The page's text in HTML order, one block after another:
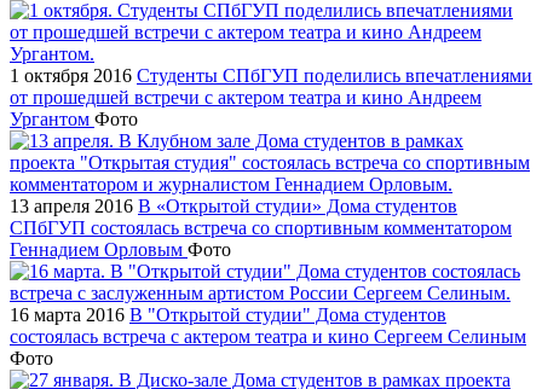
1 октября 2016 Студенты СПбГУП поделились впечатлениями
от прошедшей встречи с актером театра и кино Андреем
Ургантом Фото
13 апреля 2016 В «Открытой студии» Дома студентов
СПбГУП состоялась встреча со спортивным комментатором
Геннадием Орловым Фото
16 марта 2016 В "Открытой студии" Дома студентов
состоялась встреча с актером театра и кино Сергеем Селиным
Фото